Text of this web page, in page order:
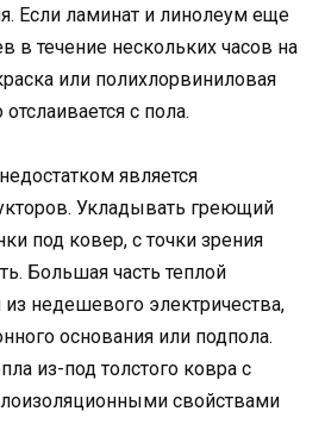
Если ламинат и линолеум еще
в течение нескольких часов на
или полихлорвиниловая
с пола.
является
Укладывать греющий
под ковер, с точки зрения
Большая часть теплой
из недешевого электричества,
основания или подпола.
из-под толстого ковра с
свойствами